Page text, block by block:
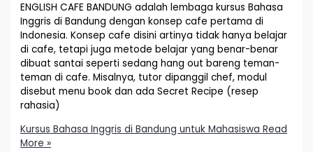
ENGLISH CAFE BANDUNG adalah lembaga kursus Bahasa
Inggris di Bandung dengan konsep cafe pertama di
Indonesia. Konsep cafe disini artinya tidak hanya belajar
di cafe, tetapi juga metode belajar yang benar-benar
dibuat santai seperti sedang hang out bareng teman-
teman di cafe. Misalnya, tutor dipanggil chef, modul
disebut menu book dan ada Secret Recipe (resep
rahasia)
Kursus Bahasa Inggris di Bandung untuk Mahasiswa Read
More »